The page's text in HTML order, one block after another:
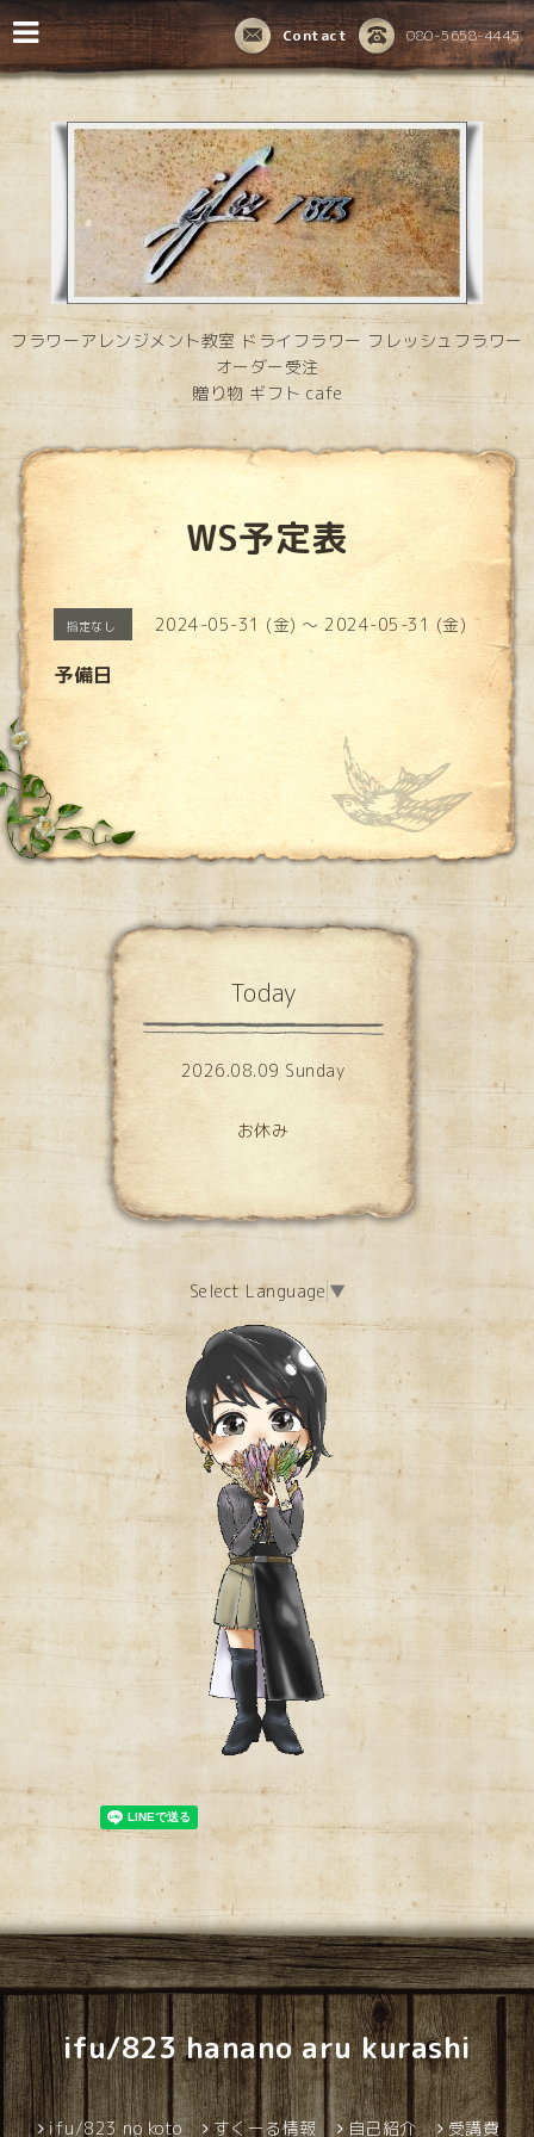
080-5658-4445
Contact
フラワーアレンジメント教室 ドライフラワー フレッシュフラワー
オーダー受注
贈り物 ギフト cafe
WS予定表
指定なし 2024-05-31 (金) ～ 2024-05-31 (金)
予備日
Today
2026.08.09 Sunday
お休み
Select Language ▼
ifu/823 hanano aru kurashi
ifu/823 no koto すくーる情報 自己紹介 受講費